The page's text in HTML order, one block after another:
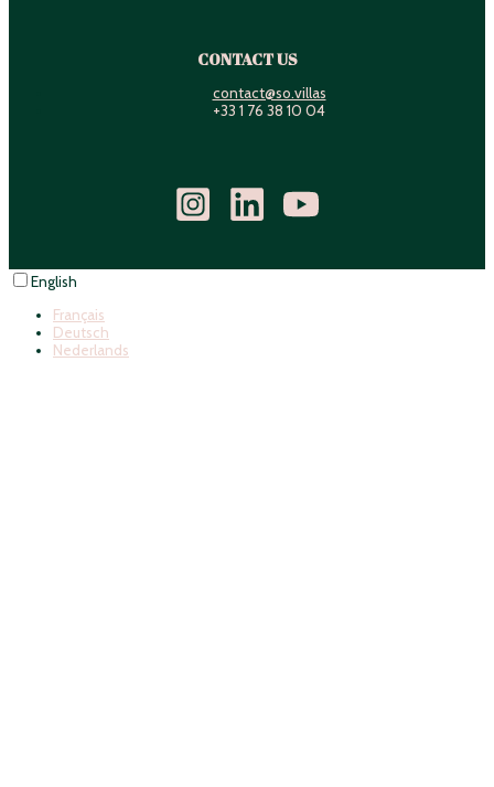
CONTACT US
contact@so.villas
+33 1 76 38 10 04
English
Français
Deutsch
Nederlands